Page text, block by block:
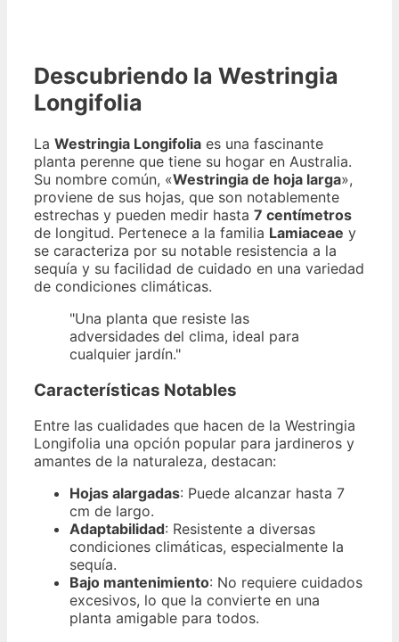
Descubriendo la Westringia
Longifolia
La Westringia Longifolia es una fascinante
planta perenne que tiene su hogar en Australia.
Su nombre común, «Westringia de hoja larga»,
proviene de sus hojas, que son notablemente
estrechas y pueden medir hasta 7 centímetros
de longitud. Pertenece a la familia Lamiaceae y
se caracteriza por su notable resistencia a la
sequía y su facilidad de cuidado en una variedad
de condiciones climáticas.
"Una planta que resiste las
adversidades del clima, ideal para
cualquier jardín."
Características Notables
Entre las cualidades que hacen de la Westringia
Longifolia una opción popular para jardineros y
amantes de la naturaleza, destacan:
Hojas alargadas: Puede alcanzar hasta 7
cm de largo.
Adaptabilidad: Resistente a diversas
condiciones climáticas, especialmente la
sequía.
Bajo mantenimiento: No requiere cuidados
excesivos, lo que la convierte en una
planta amigable para todos.